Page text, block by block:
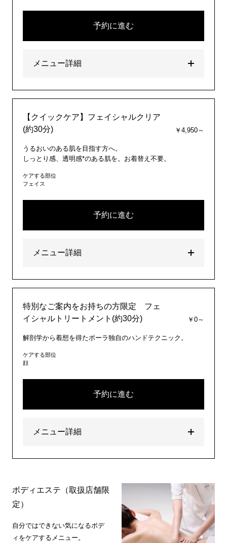
予約に進む
メニュー詳細
【クイックケア】フェイシャルクリア
(約30分)
￥4,950～
うるおいのある肌を目指す方へ。
しっとり感、透明感*のある肌を。お着替え不要。
ケアする部位
フェイス
予約に進む
メニュー詳細
特別なご案内をお持ちの方限定 フェ
イシャルトリートメント(約30分)
￥0～
解剖学から着想を得たポーラ独自のハンドテクニック。
ケアする部位
顔
予約に進む
メニュー詳細
ボディエステ（取扱店舗限
定）
自分ではできない気になるボデ
ィをケアするメニュー。